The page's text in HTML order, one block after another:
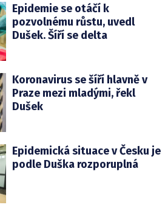
Epidemie se otáčí k
pozvolnému růstu, uvedl
Dušek. Šíří se delta
Koronavirus se šíří hlavně v
Praze mezi mladými, řekl
Dušek
Epidemická situace v Česku je
podle Duška rozporuplná